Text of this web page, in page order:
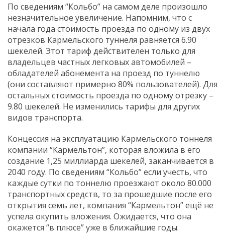
По сведениям “Кольбо” на самом деле произошло
незначительное увеличение. Напомним, что с
начала года стоимость проезда по одному из двух
отрезков Кармельского туннеля равняется 6.90
шекелей. Этот тариф действителен только для
владельцев частных легковых автомобилей –
обладателей абонемента на проезд по туннелю
(они составляют примерно 80% пользователей). Для
остальных стоимость проезда по одному отрезку –
9.80 шекелей. Не изменились тарифы для других
видов транспорта.
Концессия на эксплуатацию Кармельского тоннеля
компании “Кармельтон”, которая вложила в его
создание 1,25 миллиарда шекелей, заканчивается в
2040 году. По сведениям “Кольбо” если учесть, что
каждые сутки по тоннелю проезжают около 80.000
транспортных средств, то за прошедшие после его
открытия семь лет, компания “Кармельтон” ещё не
успела окупить вложения. Ожидается, что она
окажется “в плюсе” уже в ближайшие годы.